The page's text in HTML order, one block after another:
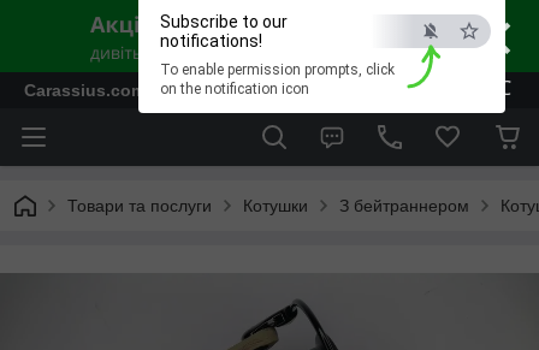
×
ESC
Subscribe to our
notifications!
To enable permission prompts, click
on the notification icon
Carassius.com.ua - Все для риболовлі та відпочинку
Товари та послуги Котушки З бейтраннером